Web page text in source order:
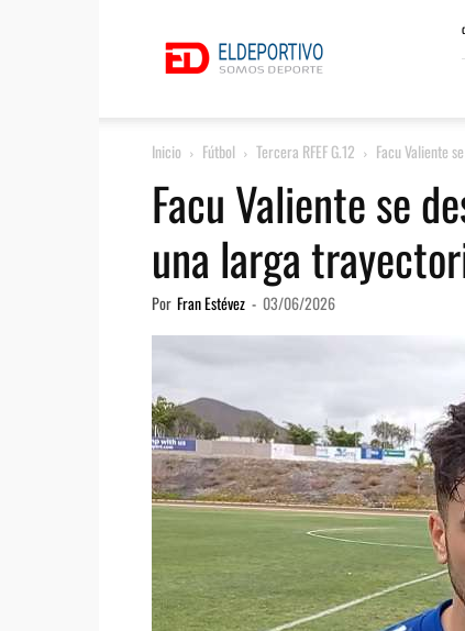
Inicio Fútbol Tercera RFEF G.12 Facu Valiente
Facu Valiente se
una larga
Por Fran Estévez - 03/06/2026